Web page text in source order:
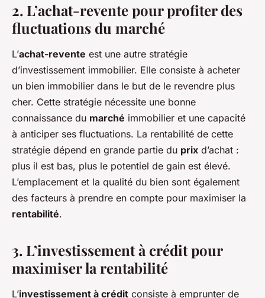
2. L’achat-revente pour profiter des
fluctuations du marché
L’achat-revente est une autre stratégie
d’investissement immobilier. Elle consiste à acheter
un bien immobilier dans le but de le revendre plus
cher. Cette stratégie nécessite une bonne
connaissance du marché immobilier et une capacité
à anticiper ses fluctuations. La rentabilité de cette
stratégie dépend en grande partie du prix d’achat :
plus il est bas, plus le potentiel de gain est élevé.
L’emplacement et la qualité du bien sont également
des facteurs à prendre en compte pour maximiser la
rentabilité.
3. L’investissement à crédit pour
maximiser la rentabilité
L’investissement à crédit consiste à emprunter de